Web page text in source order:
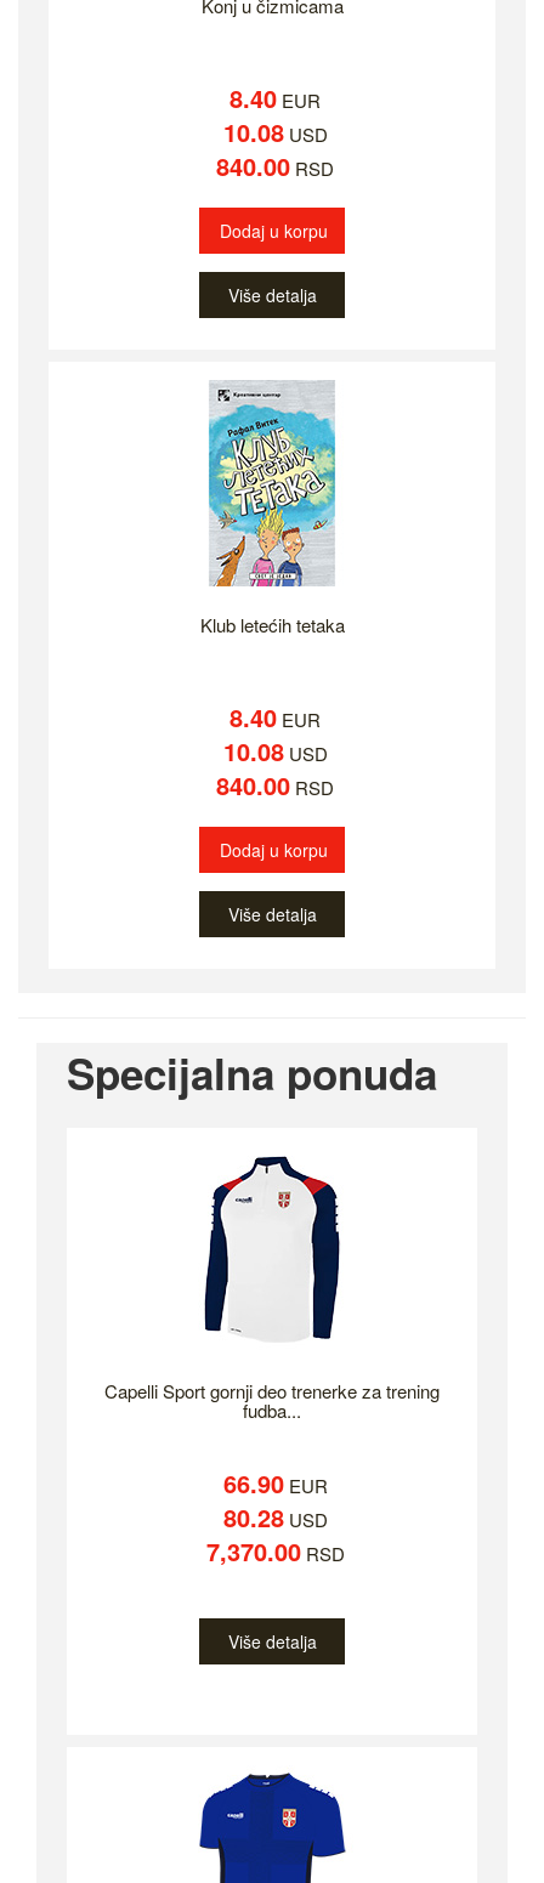
Konj u čizmicama
8.40 EUR
10.08USD
840.00 RSD
Dodaj u korpu
Više detalja
Klub letećih tetaka
8.40 EUR
10.08USD
840.00 RSD
Dodaj u korpu
Više detalja
Specijalna ponuda
Capelli Sport gornji deo trenerke za trening
fudba...
66.90EUR
80.28USD
7,370.00RSD
Više detalja